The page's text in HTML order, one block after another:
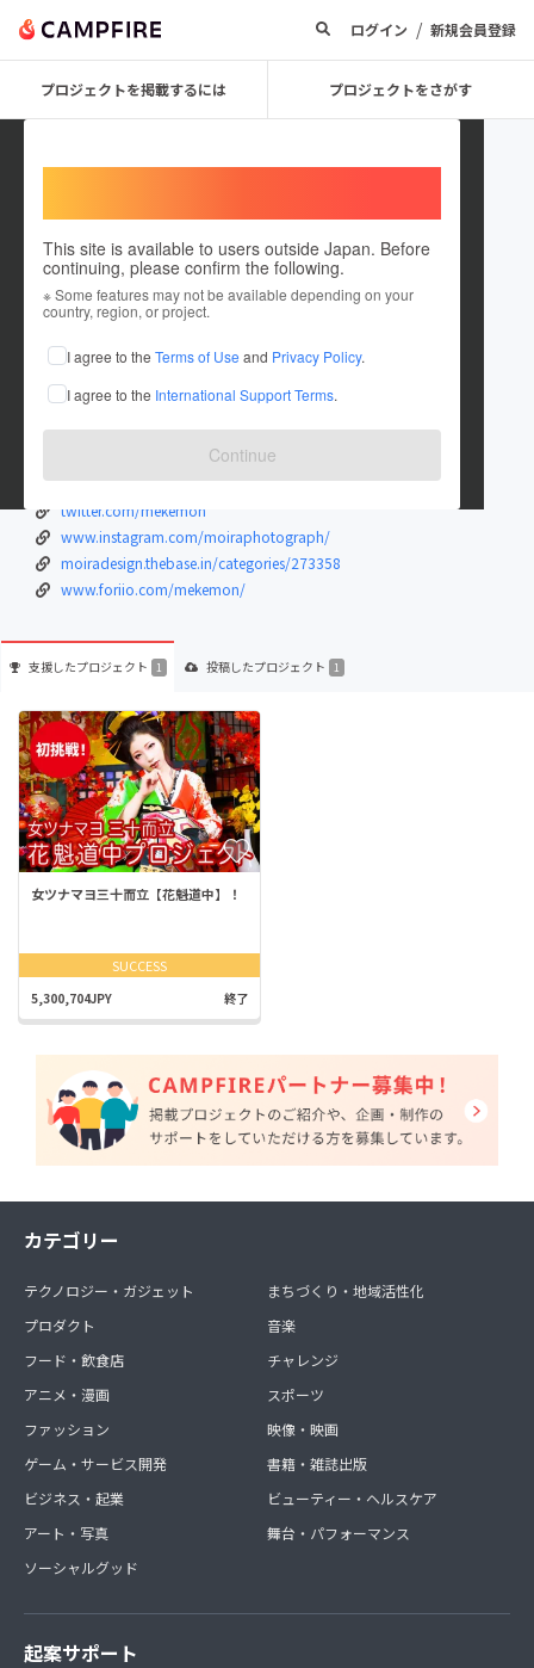
ログイン / 新規会員登録
プロジェクトを掲載するには プロジェクトをさがす
This site is available to users outside Japan. Before
continuing, please confirm the following.
※ Some features may not be available depending on your
country, region, or project.
I agree to the Terms of Use and Privacy Policy.
I agree to the International Support Terms.
Continue
MOIRA
これまでに1回支援して1件のプロジェクトを投稿しています
在住国：日本 現在地：東京都
出身国：日本 出身地：京都府
水着ブランド「School Fiction」デザイナー＆フォトグラファー
twitter.com/mekemon
www.instagram.com/moiraphotograph/
moiradesign.thebase.in/categories/273358
www.foriio.com/mekemon/
支援したプロジェクト 1 投稿したプロジェクト 1
女ツナマヨ三十而立【花魁道中】！
SUCCESS
5,300,704JPY 終了
カテゴリー
テクノロジー・ガジェット
プロダクト
フード・飲食店
アニメ・漫画
ファッション
ゲーム・サービス開発
ビジネス・起業
アート・写真
ソーシャルグッド
まちづくり・地域活性化
音楽
チャレンジ
スポーツ
映像・映画
書籍・雑誌出版
ビューティー・ヘルスケア
舞台・パフォーマンス
起案サポート